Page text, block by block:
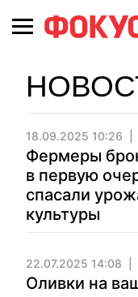
18.09.2025 10:26
Фермеры
в первую
спасали
культуры
22.07.2025 14:08
Оливки на